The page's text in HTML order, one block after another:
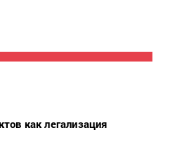
как легализация